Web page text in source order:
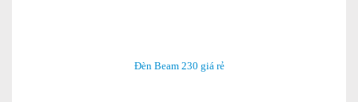
Đèn Beam 230 giá rẻ